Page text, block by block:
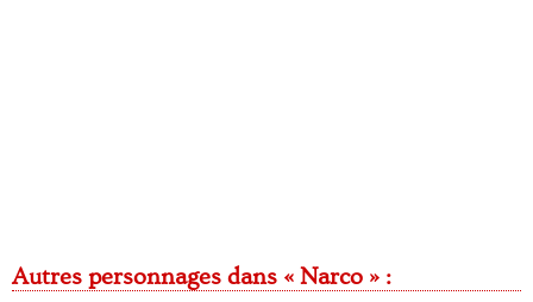
Autres personnages dans « Narco » :